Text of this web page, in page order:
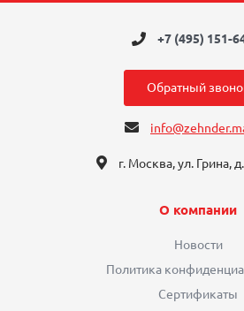
+7 (495) 151-
Обратный
г. Москва, ул. Грина,
О компании
Новости
Политика
Сертификаты